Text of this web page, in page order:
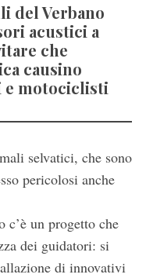
del Verbano
acustici a
che
causino
motociclisti
selvatici, che sono
pericolosi anche
c’è un progetto che
dei guidatori: si
di innovativi